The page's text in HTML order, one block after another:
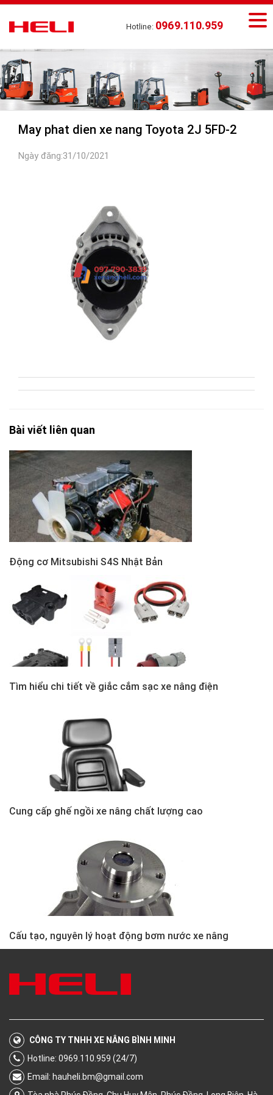
Hotline: 0969.110.959
May phat dien xe nang Toyota 2J 5FD-2
Ngày đăng:31/10/2021
Bài viết liên quan
Động cơ Mitsubishi S4S Nhật Bản
Tìm hiểu chi tiết về giắc cắm sạc xe nâng điện
Cung cấp ghế ngồi xe nâng chất lượng cao
Cấu tạo, nguyên lý hoạt động bơm nước xe nâng
CÔNG TY TNHH XE NÂNG BÌNH MINH
Hotline: 0969.110.959 (24/7)
Email: hauheli.bm@gmail.com